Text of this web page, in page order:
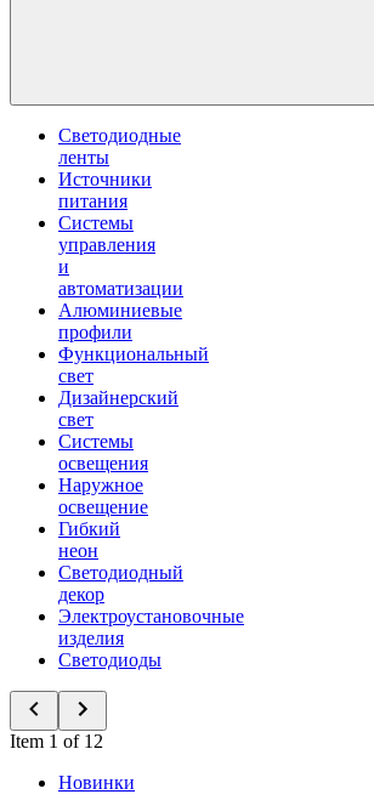
Светодиодные
ленты
Источники
питания
Системы
управления
и
автоматизации
Алюминиевые
профили
Функциональный
свет
Дизайнерский
свет
Системы
освещения
Наружное
освещение
Гибкий
неон
Светодиодный
декор
Электроустановочные
изделия
Светодиоды
Item 1 of 12
Новинки